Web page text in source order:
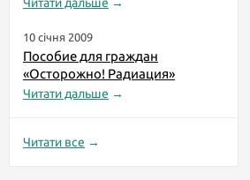
10 січня 2009
Пособие для граждан
«Осторожно! Радиация»
Читати дальше →
Читати все →